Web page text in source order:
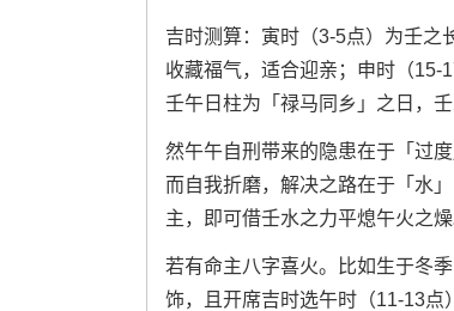
吉时测算：寅时（3-5点）为壬之
收藏福气，适合迎亲；申时（15-
壬午日柱为「禄马同乡」之日，
然午午自刑带来的隐患在于「过
而自我折磨，解决之路在于「水
主，即可借壬水之力平熄午火之燥
若有命主八字喜火。比如生于冬
饰，且开席吉时选午时（11-13点